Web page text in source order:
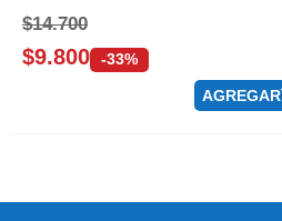
$14.700
$9.800 -33%
AGREGAR